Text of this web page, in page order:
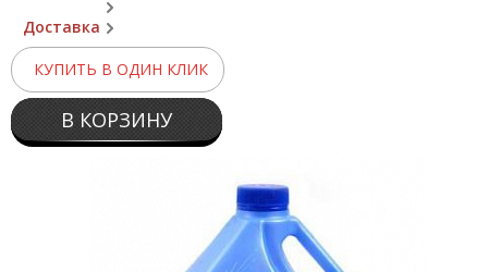
Доставка
КУПИТЬ В ОДИН КЛИК
В КОРЗИНУ